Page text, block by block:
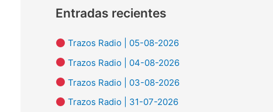
c
p
o
r
Entradas recientes
Trazos Radio | 05-08-2026
Trazos Radio | 04-08-2026
Trazos Radio | 03-08-2026
Trazos Radio | 31-07-2026